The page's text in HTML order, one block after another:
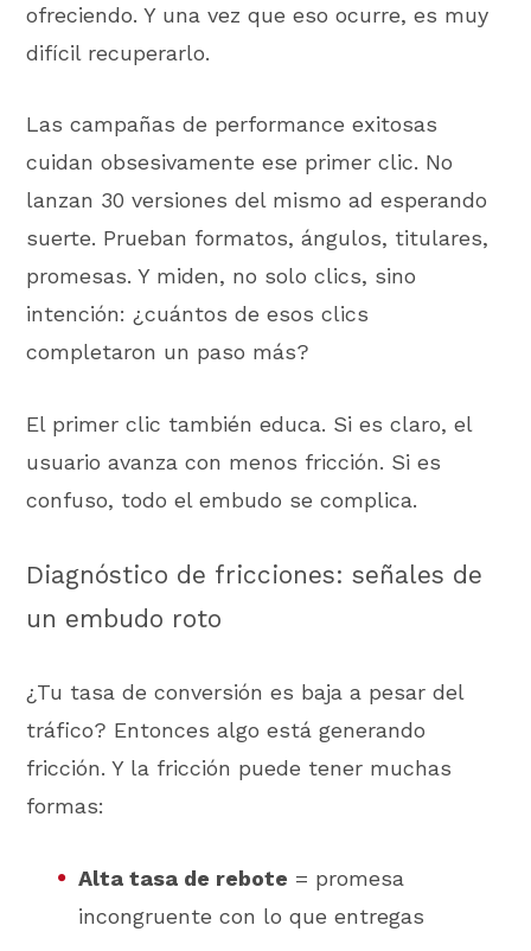
ofreciendo. Y una vez que eso ocurre, es muy
difícil recuperarlo.
Las campañas de performance exitosas
cuidan obsesivamente ese primer clic. No
lanzan 30 versiones del mismo ad esperando
suerte. Prueban formatos, ángulos, titulares,
promesas. Y miden, no solo clics, sino
intención: ¿cuántos de esos clics
completaron un paso más?
El primer clic también educa. Si es claro, el
usuario avanza con menos fricción. Si es
confuso, todo el embudo se complica.
Diagnóstico de fricciones: señales de
un embudo roto
¿Tu tasa de conversión es baja a pesar del
tráfico? Entonces algo está generando
fricción. Y la fricción puede tener muchas
formas:
Alta tasa de rebote = promesa
incongruente con lo que entregas